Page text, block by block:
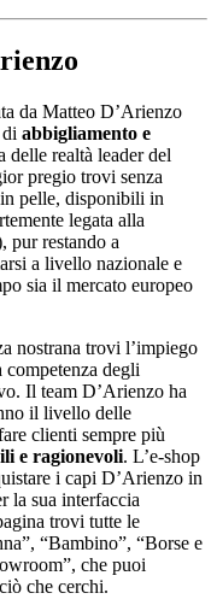
da Matteo D’Arienzo
abbigliamento e
delle realtà leader del
pregio trovi senza
in pelle, disponibili in
legata alla
pur restando a
a livello nazionale e
sia il mercato europeo
nostrana trovi l’impiego
competenza degli
Il team D’Arienzo ha
il livello delle
clienti sempre più
e ragionevoli. L’e-shop
i capi D’Arienzo in
la sua interfaccia
trovi tutte le
“Bambino”, “Borse e
che puoi
che cerchi.